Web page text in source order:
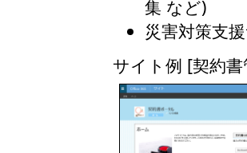
集 など)
災害対策支
サイト例 [契約